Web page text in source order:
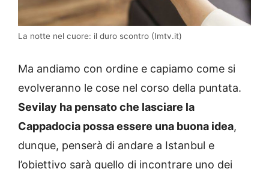
La notte nel cuore: il duro scontro (Imtv.it)
Ma andiamo con ordine e capiamo come si
evolveranno le cose nel corso della puntata.
Sevilay ha pensato che lasciare la
Cappadocia possa essere una buona idea,
dunque, penserà di andare a Istanbul e
l’obiettivo sarà quello di incontrare uno dei